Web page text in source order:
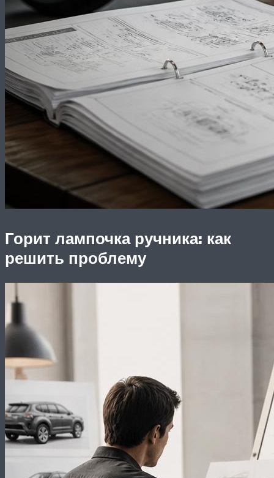
Горит лампочка ручника: как
решить проблему